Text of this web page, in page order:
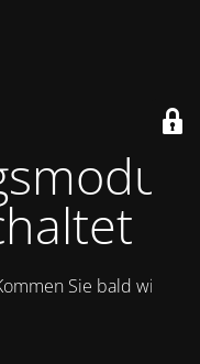
Sie bald wieder.